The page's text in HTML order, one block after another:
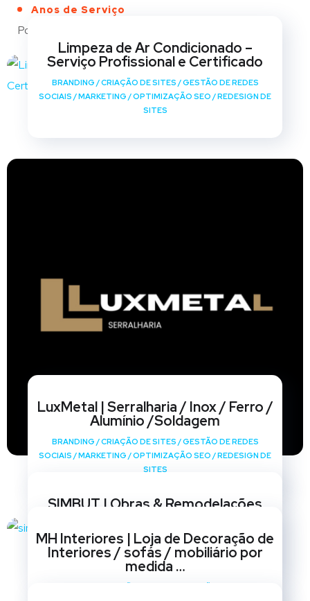
Anos de Serviço
Portfólio
Limpeza de Ar Condicionado –
Serviço Profissional e Certificado
BRANDING /CRIAÇÃO DE SITES /GESTÃO DE REDES
SOCIAIS /MARKETING /OPTIMIZAÇÃO SEO /REDESIGN DE
SITES
LuxMetal | Serralharia / Inox / Ferro /
Alumínio /Soldagem
BRANDING /CRIAÇÃO DE SITES /GESTÃO DE REDES
SOCIAIS /MARKETING /OPTIMIZAÇÃO SEO /REDESIGN DE
SITES
SIMBUT | Obras & Remodelações
SOCIAIS /MARKETING OPTIMIZAÇÃO SEO/ REDESIGN DE
SITES
MH Interiores | Loja de Decoração de
Interiores / sofás / mobiliário por
medida …